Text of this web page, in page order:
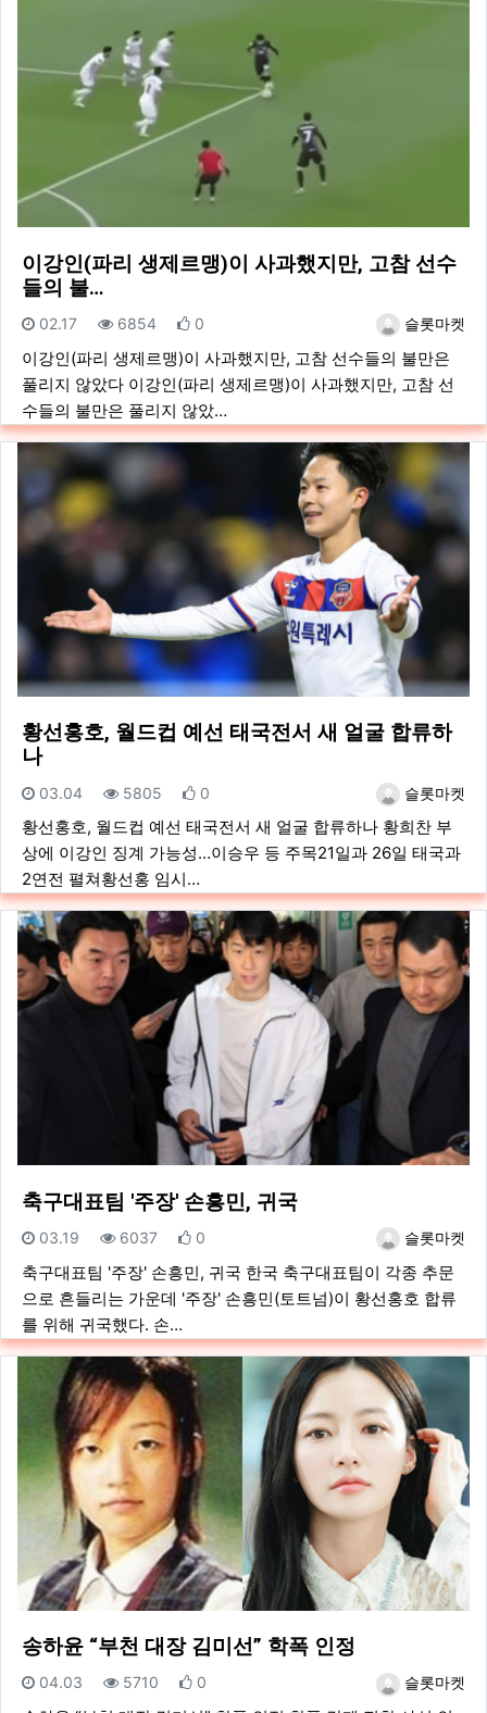
이강인(파리 생제르맹)이 사과했지만, 고참 선수
들의 불…
등록자슬롯마켓
등록일
02.17 조회
6854 추천
0
이강인(파리 생제르맹)이 사과했지만, 고참 선수들의 불만은
풀리지 않았다 이강인(파리 생제르맹)이 사과했지만, 고참 선
수들의 불만은 풀리지 않았…
황선홍호, 월드컵 예선 태국전서 새 얼굴 합류하
나
등록자슬롯마켓
등록일
03.04 조회
5805 추천
0
황선홍호, 월드컵 예선 태국전서 새 얼굴 합류하나 황희찬 부
상에 이강인 징계 가능성…이승우 등 주목21일과 26일 태국과
2연전 펼쳐황선홍 임시…
축구대표팀 '주장' 손흥민, 귀국
등록자슬롯마켓
등록일
03.19 조회
6037 추천
0
축구대표팀 '주장' 손흥민, 귀국 한국 축구대표팀이 각종 추문
으로 흔들리는 가운데 '주장' 손흥민(토트넘)이 황선홍호 합류
를 위해 귀국했다. 손…
송하윤 “부천 대장 김미선” 학폭 인정
등록자슬롯마켓
등록일
04.03 조회
5710 추천
0